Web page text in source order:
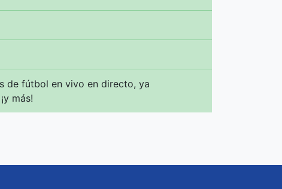
de fútbol en vivo en directo, ya
más!